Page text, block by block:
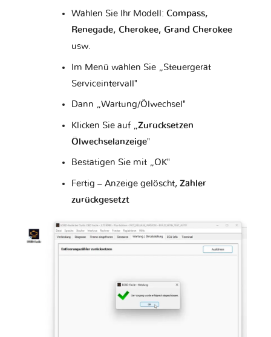
Opel
Piaggio Polestar Pontiac
Wählen Sie Ihr Modell: Compass,
Renegade, Cherokee, Grand Cherokee
usw.
Im Menü wählen Sie „Steuergerät
Serviceintervall"
Dann „Wartung/Ölwechsel"
Klicken Sie auf „ Zurücksetzen
Ölwechselanzeige"
Bestätigen Sie mit „OK"
Fertig – Anzeige gelöscht, Zähler
zurückgesetzt